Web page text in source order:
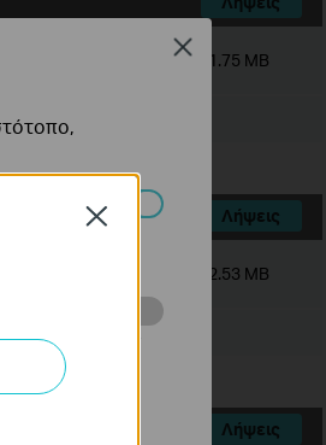
Μέγεθος αρχείου: 1.75 MB
Λήψεις
2.53 MB
Λήψεις
Close
να
σας στον
ιστότοπού
Close